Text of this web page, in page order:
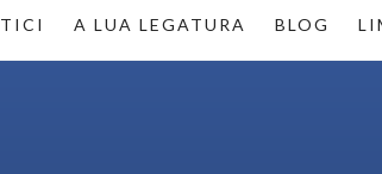
A LUA LEGATURA BLOG